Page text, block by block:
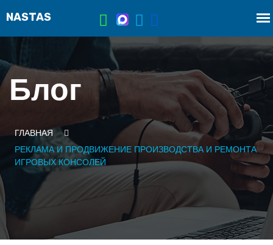
Блог
ГЛАВНАЯ
РЕКЛАМА И ПРОДВИЖЕНИЕ ПРОИЗВОДСТВА И РЕМОНТА
ИГРОВЫХ КОНСОЛЕЙ